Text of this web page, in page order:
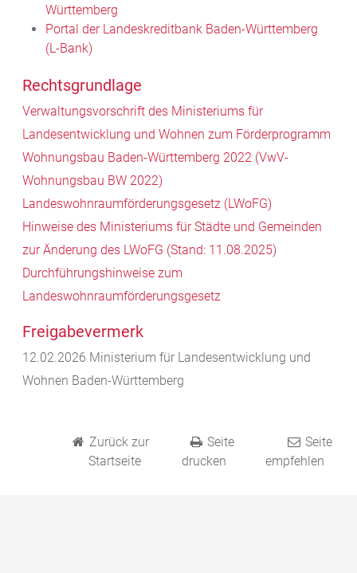
Württemberg
Portal der Landeskreditbank Baden-Württemberg
(L-Bank)
Rechtsgrundlage
Verwaltungsvorschrift des Ministeriums für
Landesentwicklung und Wohnen zum Förderprogramm
Wohnungsbau Baden-Württemberg 2022 (VwV-
Wohnungsbau BW 2022)
Landeswohnraumförderungsgesetz (LWoFG)
Hinweise des Ministeriums für Städte und Gemeinden
zur Änderung des LWoFG (Stand: 11.08.2025)
Durchführungshinweise zum
Landeswohnraumförderungsgesetz
Freigabevermerk
12.02.2026 Ministerium für Landesentwicklung und
Wohnen Baden-Württemberg
Zurück zur
Startseite
Seite
drucken
Seite
empfehlen